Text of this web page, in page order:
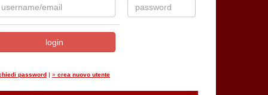
password | » crea nuovo utente